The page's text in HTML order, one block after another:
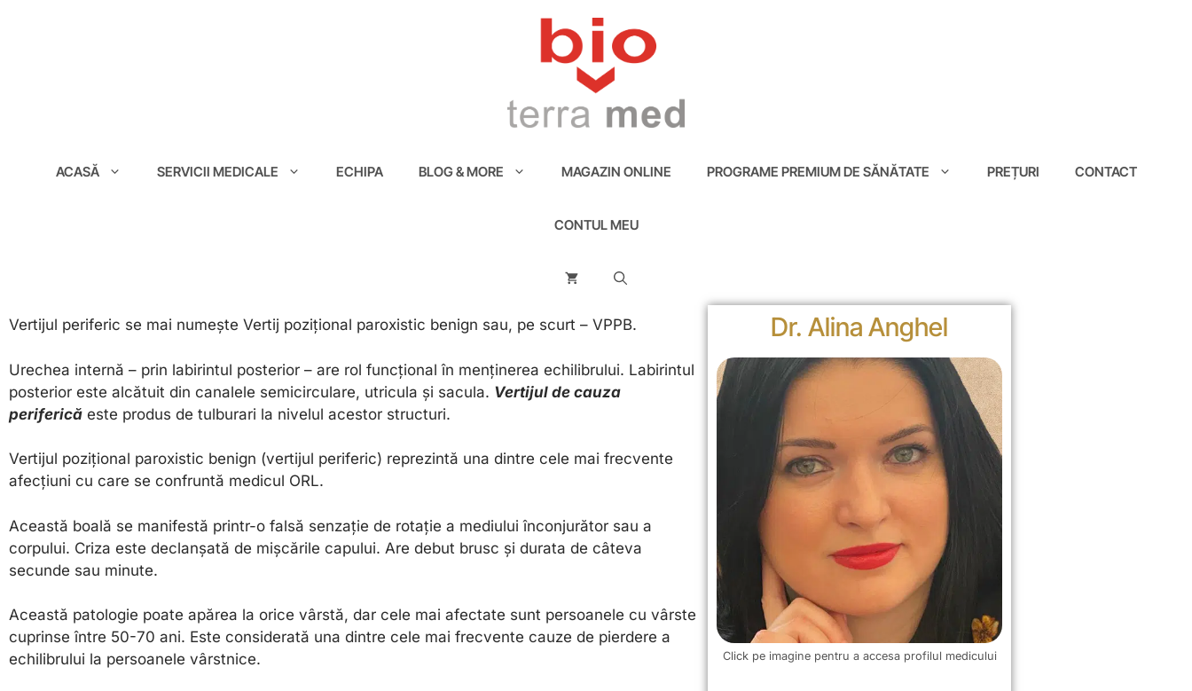
ACASĂ SERVICII MEDICALE ECHIPA BLOG & MORE MAGAZIN ONLINE PROGRAME PREMIUM DE SĂNĂTATE PREȚURI CONTACT
CONTUL MEU
Vertijul periferic se mai numește Vertij pozițional paroxistic benign sau, pe scurt – VPPB.
Urechea internă – prin labirintul posterior – are rol funcțional în menținerea echilibrului. Labirintul
posterior este alcătuit din canalele semicirculare, utricula și sacula. Vertijul de cauza
periferică este produs de tulburari la nivelul acestor structuri.
Vertijul pozițional paroxistic benign (vertijul periferic) reprezintă una dintre cele mai frecvente
afecțiuni cu care se confruntă medicul ORL.
Această boală se manifestă printr-o falsă senzație de rotație a mediului înconjurător sau a
corpului. Criza este declanșată de mișcările capului. Are debut brusc și durata de câteva
secunde sau minute.
Această patologie poate apărea la orice vârstă, dar cele mai afectate sunt persoanele cu vârste
cuprinse între 50-70 ani. Este considerată una dintre cele mai frecvente cauze de pierdere a
echilibrului la persoanele vârstnice.
Dr. Alina Anghel
Click pe imagine pentru a accesa profilul medicului